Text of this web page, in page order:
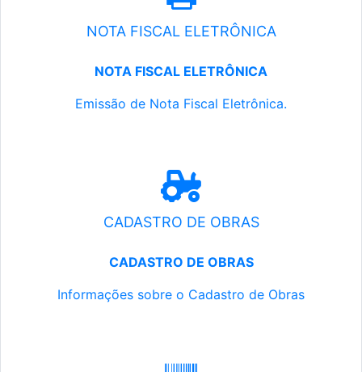
NOTA FISCAL ELETRÔNICA
NOTA FISCAL ELETRÔNICA
Emissão de Nota Fiscal Eletrônica.
CADASTRO DE OBRAS
CADASTRO DE OBRAS
Informações sobre o Cadastro de Obras